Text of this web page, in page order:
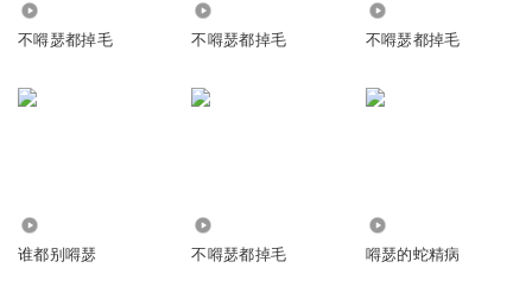
不嘚瑟都掉毛 不嘚瑟都掉毛 不嘚瑟都掉毛
谁都别嘚瑟 不嘚瑟都掉毛 嘚瑟的蛇精病